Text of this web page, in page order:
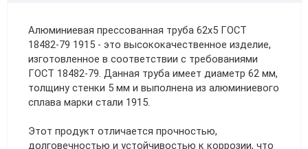
Алюминиевая прессованная труба 62х5 ГОСТ
18482-79 1915 - это высококачественное изделие,
изготовленное в соответствии с требованиями
ГОСТ 18482-79. Данная труба имеет диаметр 62 мм,
толщину стенки 5 мм и выполнена из алюминиевого
сплава марки стали 1915.
Этот продукт отличается прочностью,
долговечностью и устойчивостью к коррозии, что